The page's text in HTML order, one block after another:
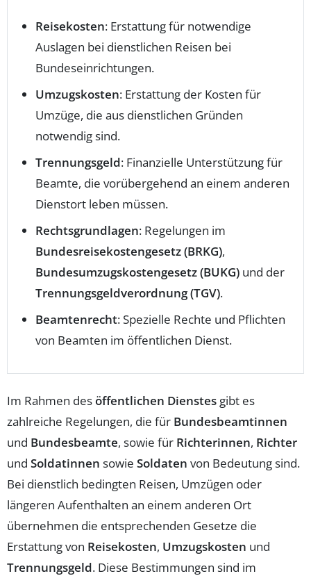
Reisekosten: Erstattung für notwendige
Auslagen bei dienstlichen Reisen bei
Bundeseinrichtungen.
Umzugskosten: Erstattung der Kosten für
Umzüge, die aus dienstlichen Gründen
notwendig sind.
Trennungsgeld: Finanzielle Unterstützung für
Beamte, die vorübergehend an einem anderen
Dienstort leben müssen.
Rechtsgrundlagen: Regelungen im
Bundesreisekostengesetz (BRKG),
Bundesumzugskostengesetz (BUKG) und der
Trennungsgeldverordnung (TGV).
Beamtenrecht: Spezielle Rechte und Pflichten
von Beamten im öffentlichen Dienst.
Im Rahmen desöffentlichen Dienstes gibt es
zahlreiche Regelungen, die für Bundesbeamtinnen
und Bundesbeamte, sowie für Richterinnen, Richter
und Soldatinnen sowie Soldaten von Bedeutung sind.
Bei dienstlich bedingten Reisen, Umzügen oder
längeren Aufenthalten an einem anderen Ort
übernehmen die entsprechenden Gesetze die
Erstattung von Reisekosten, Umzugskosten und
Trennungsgeld. Diese Bestimmungen sind im